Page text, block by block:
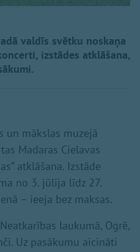
valdīs svētku noskaņa
izstādes atklāšana,
un mākslas muzejā
Madaras Cielavas
atklāšana. Izstāde
no 3. jūlija līdz 27.
– ieeja bez maksas.
laukumā, Ogrē,
Uz pasākumu aicināti